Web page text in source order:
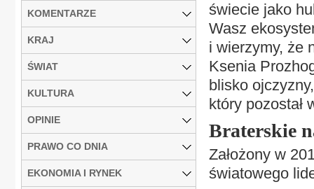
świecie jako
Wasz
i wierzymy, że
Ksenia
blisko
który pozostał
Braterskie
Założony w
światowego
KOMENTARZE
KRAJ
ŚWIAT
KULTURA
OPINIE
PRAWO CO DNIA
EKONOMIA I RYNEK